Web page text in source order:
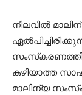
നിലവില്‍
കഴിയാത്ത
മാലിന്യ